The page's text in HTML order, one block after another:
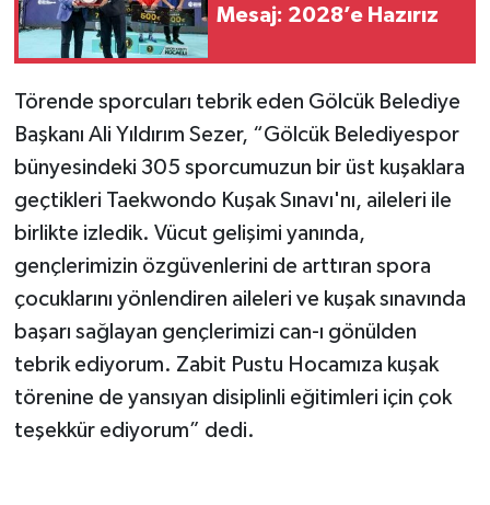
Mesaj: 2028’e Hazırız
Törende sporcuları tebrik eden Gölcük Belediye
Başkanı Ali Yıldırım Sezer, “Gölcük Belediyespor
bünyesindeki 305 sporcumuzun bir üst kuşaklara
geçtikleri Taekwondo Kuşak Sınavı'nı, aileleri ile
birlikte izledik. Vücut gelişimi yanında,
gençlerimizin özgüvenlerini de arttıran spora
çocuklarını yönlendiren aileleri ve kuşak sınavında
başarı sağlayan gençlerimizi can-ı gönülden
tebrik ediyorum. Zabit Pustu Hocamıza kuşak
törenine de yansıyan disiplinli eğitimleri için çok
teşekkür ediyorum” dedi.